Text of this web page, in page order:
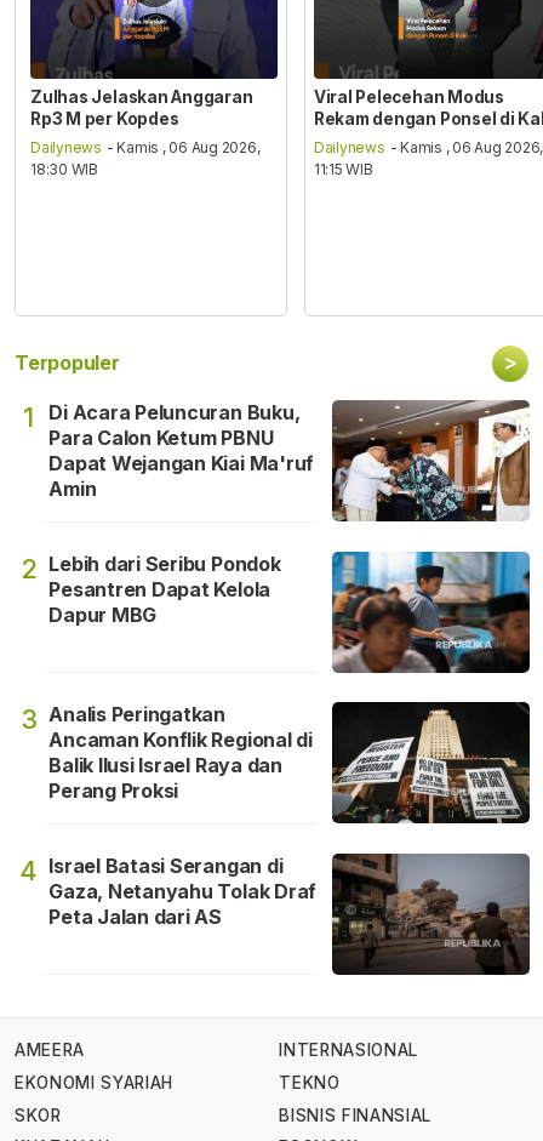
Zulhas Jelaskan Anggaran
Rp3 M per Kopdes
Dailynews - Kamis , 06 Aug 2026,
18:30 WIB
Viral Pelecehan Modus
Rekam dengan Ponsel di
Dailynews - Kamis , 06 Aug 2026,
11:15 WIB
Terpopuler >
1
Di Acara Peluncuran Buku,
Para Calon Ketum PBNU
Dapat Wejangan Kiai Ma'ruf
Amin
2 Lebih dari Seribu Pondok
Pesantren Dapat Kelola
Dapur MBG
3 Analis Peringatkan
Ancaman Konflik Regional di
Balik Ilusi Israel Raya dan
Perang Proksi
4 Israel Batasi Serangan di
Gaza, Netanyahu Tolak Draf
Peta Jalan dari AS
AMEERA
EKONOMI SYARIAH
SKOR
INTERNASIONAL
TEKNO
BISNIS FINANSIAL